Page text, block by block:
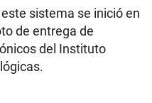
sistema se inició en
de entrega de
del Instituto